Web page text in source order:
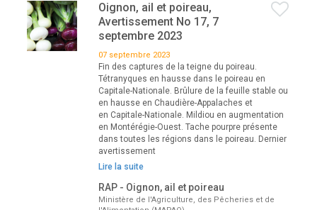
Oignon, ail et poireau,
Avertissement No 17, 7
septembre 2023
07 septembre 2023
Fin des captures de la teigne du poireau.
Tétranyques en hausse dans le poireau en
Capitale-Nationale. Brûlure de la feuille stable ou
en hausse en Chaudière-Appalaches et
en Capitale-Nationale. Mildiou en augmentation
en Montérégie-Ouest. Tache pourpre présente
dans toutes les régions dans le poireau. Dernier
avertissement
Lire la suite
RAP - Oignon, ail et poireau
Ministère de l'Agriculture, des Pêcheries et de